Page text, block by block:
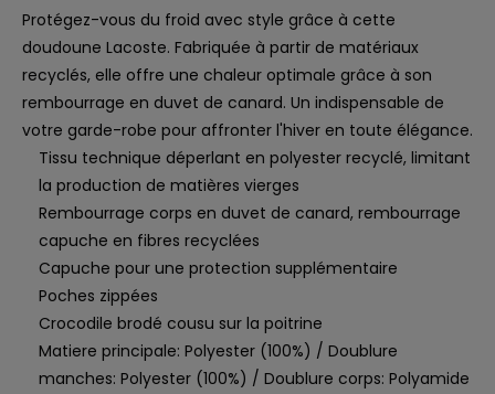
Protégez-vous du froid avec style grâce à cette
doudoune Lacoste. Fabriquée à partir de matériaux
recyclés, elle offre une chaleur optimale grâce à son
rembourrage en duvet de canard. Un indispensable de
votre garde-robe pour affronter l'hiver en toute élégance.
Tissu technique déperlant en polyester recyclé, limitant
la production de matières vierges
Rembourrage corps en duvet de canard, rembourrage
capuche en fibres recyclées
Capuche pour une protection supplémentaire
Poches zippées
Crocodile brodé cousu sur la poitrine
Matiere principale: Polyester (100%) / Doublure
manches: Polyester (100%) / Doublure corps: Polyamide